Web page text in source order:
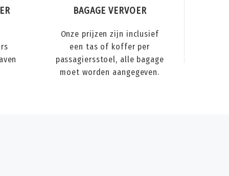
BAGAGE VERVOER
Onze prijzen zijn inclusief
een tas of koffer per
passagiersstoel, alle bagage
moet worden aangegeven.